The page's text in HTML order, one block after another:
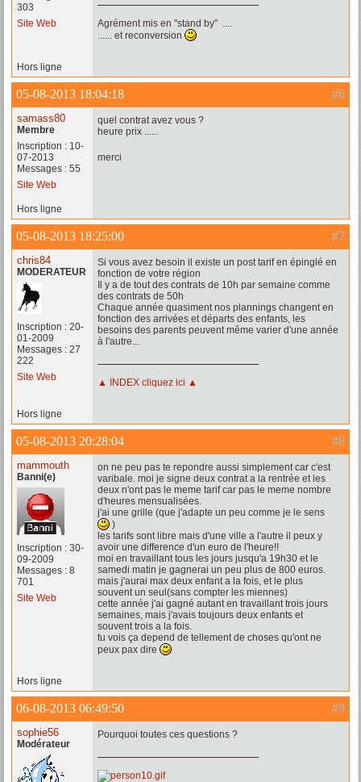
303
Site Web
Agrément mis en "stand by" ....
...... et reconversion
Hors ligne
#6
05-08-2013 18:04:18
samass80
Membre
Inscription : 10-
07-2013
Messages : 55
Site Web
quel contrat avez vous ?
heure prix ......
merci
Hors ligne
#7
05-08-2013 18:25:00
chris84
MODERATEUR
Inscription : 20-
01-2009
Messages : 27
222
Site Web
Si vous avez besoin il existe un post tarif en épinglé en
fonction de votre région
Il y a de tout des contrats de 10h par semaine comme
des contrats de 50h
Chaque année quasiment nos plannings changent en
fonction des arrivées et départs des enfants, les
besoins des parents peuvent même varier d'une année
à l'autre...
▲ INDEX cliquez ici ▲
Hors ligne
#8
05-08-2013 20:28:04
mammouth
Banni(e)
Inscription : 30-
09-2009
Messages : 8
701
Site Web
on ne peu pas te repondre aussi simplement car c'est
varibale. moi je signe deux contrat a la rentrée et les
deux n'ont pas le meme tarif car pas le meme nombre
d'heures mensualisées.
j'ai une grille (que j'adapte un peu comme je le sens
)
les tarifs sont libre mais d'une ville a l'autre il peux y
avoir une difference d'un euro de l'heure!!
moi en travaillant tous les jours jusqu'a 19h30 et le
samedi matin je gagnerai un peu plus de 800 euros.
mais j'aurai max deux enfant a la fois, et le plus
souvent un seul(sans compter les miennes)
cette année j'ai gagné autant en travaillant trois jours
semaines, mais j'avais toujours deux enfants et
souvent trois a la fois.
tu vois ça depend de tellement de choses qu'ont ne
peux pax dire
Hors ligne
#9
06-08-2013 06:49:50
sophie56
Modérateur
Pourquoi toutes ces questions ?